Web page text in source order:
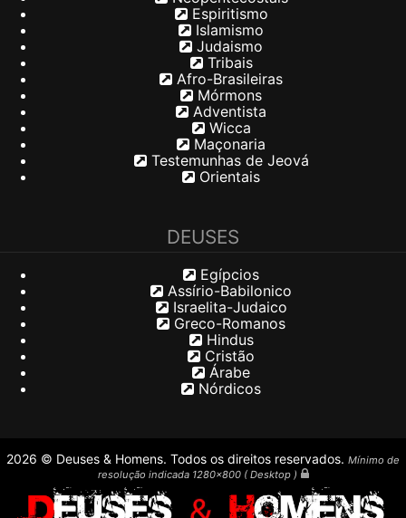
Espiritismo
Islamismo
Judaismo
Tribais
Afro-Brasileiras
Mórmons
Adventista
Wicca
Maçonaria
Testemunhas de Jeová
Orientais
DEUSES
Egípcios
Assírio-Babilonico
Israelita-Judaico
Greco-Romanos
Hindus
Cristão
Árabe
Nórdicos
2026 © Deuses & Homens. Todos os direitos reservados. Mínimo de
resolução indicada 1280x800 ( Desktop )